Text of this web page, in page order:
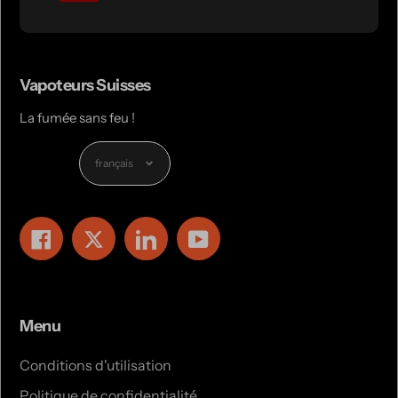
Vapoteurs Suisses
La fumée sans feu !
Langue
français
FacebookTwitterLinkedInYouTube
Menu
Conditions d'utilisation